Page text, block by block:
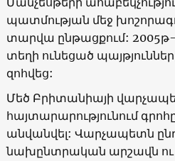
պատմության մեջ
տարվա ընթացքում: 2005թ-
տեղի ունեցած
զոհվեց:
Մեծ Բրիտանիայի
հայտարարությունում
անվանվել: Վարչապետն
նախընտրական արշավն ու